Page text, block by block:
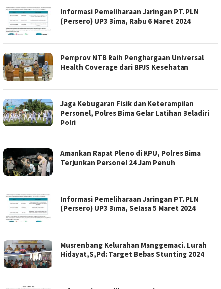
Informasi Pemeliharaan Jaringan PT. PLN
(Persero) UP3 Bima, Rabu 6 Maret 2024
Pemprov NTB Raih Penghargaan Universal
Health Coverage dari BPJS Kesehatan
Jaga Kebugaran Fisik dan Keterampilan
Personel, Polres Bima Gelar Latihan Beladiri
Polri
Amankan Rapat Pleno di KPU, Polres Bima
Terjunkan Personel 24 Jam Penuh
Informasi Pemeliharaan Jaringan PT. PLN
(Persero) UP3 Bima, Selasa 5 Maret 2024
Musrenbang Kelurahan Manggemaci, Lurah
Hidayat,S,Pd: Target Bebas Stunting 2024